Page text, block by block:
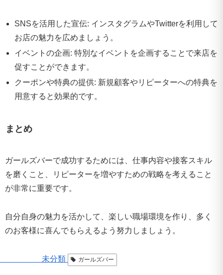
SNSを活用した宣伝: インスタグラムやTwitterを利用して
お店の魅力を広めましょう。
イベントの企画: 特別なイベントを企画することで来店を
促すことができます。
クーポンや特典の提供: 新規顧客やリピーターへの特典を
用意すると効果的です。
まとめ
ガールズバーで成功するためには、仕事内容や接客スキル
を磨くこと、リピーターを増やすための戦略を考えること
が非常に重要です。
自分自身の魅力を活かして、楽しい職場環境を作り、多く
のお客様に喜んでもらえるよう努力しましょう。
未分類 ガールズバー